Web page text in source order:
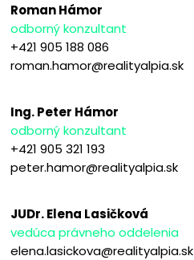
Roman Hámor
odborný konzultant
+421 905 188 086
roman.hamor@realityalpia.sk
Ing. Peter Hámor
odborný konzultant
+421 905 321 193
peter.hamor@realityalpia.sk
JUDr. Elena Lasičková
vedúca právneho oddelenia
elena.lasickova@realityalpia.sk